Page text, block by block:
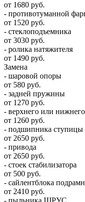
от 1680 руб.
- противотуманной
от 1520 руб.
- стеклоподъемника
от 3030 руб.
- ролика натяжителя
от 1490 руб.
Замена
- шаровой опоры
от 580 руб.
- задней пружины
от 1270 руб.
- верхнего или
от 1260 руб.
- подшипника ступицы
от 2650 руб.
- привода
от 2650 руб.
- стоек стабилизатора
от 500 руб.
- сайлентблока
от 2410 руб.
- пыльника ШРУС